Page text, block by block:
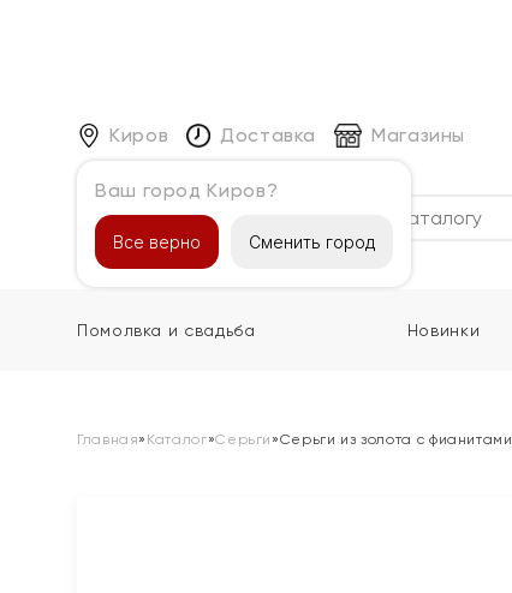
Киров
Ваш город Киров?
Все верно Сменить город
Доставка Магазины
Каталог
Помолвка и свадьба Новинки
Главная» Каталог»Серьги »Серьги из золота с фианитами